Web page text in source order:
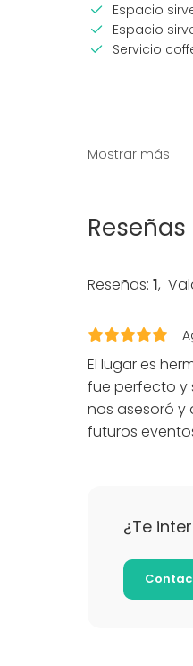
Espacio
Espacio
Servicio
Material
hacerla
Mostrar más
Reseñas
Reseñas: 1,
El lugar es
fue perfecto y
nos asesoró y
futuros
¿Te